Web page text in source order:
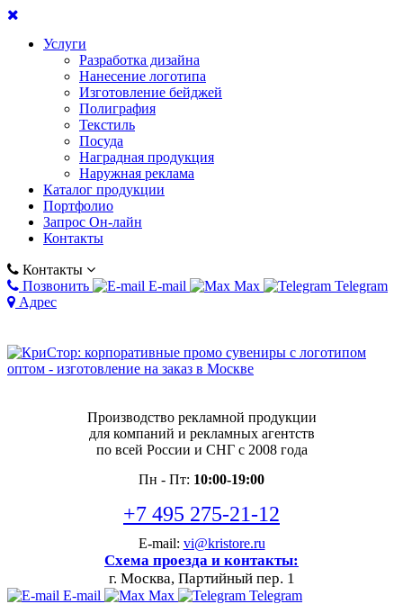
Услуги
Разработка дизайна
Нанесение логотипа
Изготовление бейджей
Полиграфия
Текстиль
Посуда
Наградная продукция
Наружная реклама
Каталог продукции
Портфолио
Запрос Он-лайн
Контакты
Контакты
Позвонить
E-mail Max
Telegram
Адрес
Производство рекламной продукции
для компаний и рекламных агентств
по всей России и СНГ с 2008 года
Пн - Пт: 10:00-19:00
+7 495 275-21-12
E-mail: vi@kristore.ru
Схема проезда и контакты:
г. Москва, Партийный пер. 1
E-mail Max Telegram